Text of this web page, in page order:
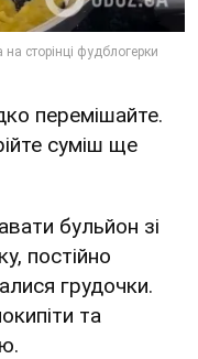
перемішайте.
суміш ще
бульйон зі
постійно
грудочки.
та